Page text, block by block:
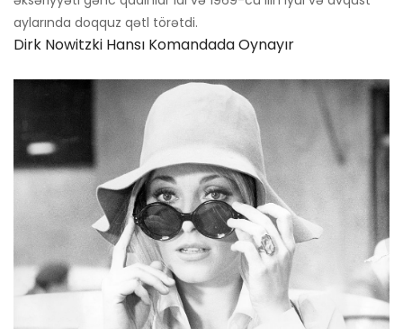
aylarında doqquz qətl törətdi.
Dirk Nowitzki Hansı Komandada Oynayır